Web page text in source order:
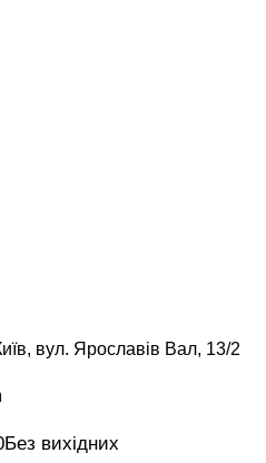
вул. Ярославів Вал, 13/2
Без вихідних